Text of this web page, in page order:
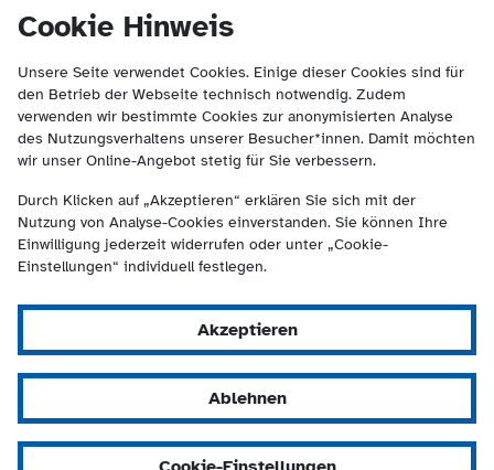
Cookie Hinweis
Unsere Seite verwendet Cookies. Einige dieser Cookies sind für
den Betrieb der Webseite technisch notwendig. Zudem
verwenden wir bestimmte Cookies zur anonymisierten Analyse
des Nutzungsverhaltens unserer Besucher*innen. Damit möchten
wir unser Online-Angebot stetig für Sie verbessern.
Durch Klicken auf „Akzeptieren“ erklären Sie sich mit der
Nutzung von Analyse-Cookies einverstanden. Sie können Ihre
Einwilligung jederzeit widerrufen oder unter „Cookie-
Einstellungen“ individuell festlegen.
Akzeptieren
Ablehnen
springen
(Kontakt und Suche) springen.